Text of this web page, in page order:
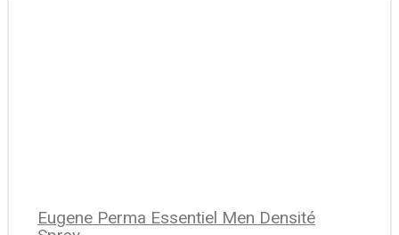
Eugene Perma Essentiel Men Densité